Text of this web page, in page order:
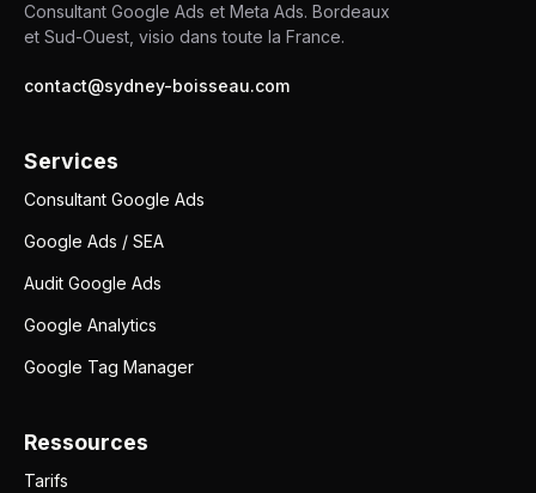
Consultant Google Ads et Meta Ads. Bordeaux
et Sud-Ouest, visio dans toute la France.
contact@sydney-boisseau.com
Services
Consultant Google Ads
Google Ads / SEA
Audit Google Ads
Google Analytics
Google Tag Manager
Ressources
Tarifs